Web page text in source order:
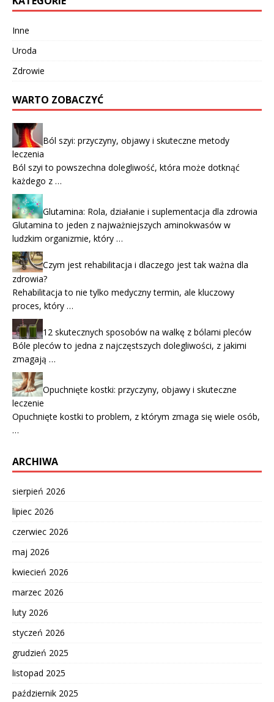
Inne
Uroda
Zdrowie
WARTO ZOBACZYĆ
Ból szyi: przyczyny, objawy i skuteczne metody
leczenia
Ból szyi to powszechna dolegliwość, która może dotknąć
każdego z …
Glutamina: Rola, działanie i suplementacja dla zdrowia
Glutamina to jeden z najważniejszych aminokwasów w
ludzkim organizmie, który …
Czym jest rehabilitacja i dlaczego jest tak ważna dla
zdrowia?
Rehabilitacja to nie tylko medyczny termin, ale kluczowy
proces, który …
12 skutecznych sposobów na walkę z bólami pleców
Bóle pleców to jedna z najczęstszych dolegliwości, z jakimi
zmagają …
Opuchnięte kostki: przyczyny, objawy i skuteczne
leczenie
Opuchnięte kostki to problem, z którym zmaga się wiele osób,
…
ARCHIWA
sierpień 2026
lipiec 2026
czerwiec 2026
maj 2026
kwiecień 2026
marzec 2026
luty 2026
styczeń 2026
grudzień 2025
listopad 2025
październik 2025